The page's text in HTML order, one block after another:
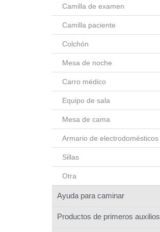
Camilla de examen
Camilla paciente
Colchón
Mesa de noche
Carro médico
Equipo de sala
Mesa de cama
Armario de electrodomésticos
Sillas
Otra
Ayuda para caminar
Productos de primeros auxilios